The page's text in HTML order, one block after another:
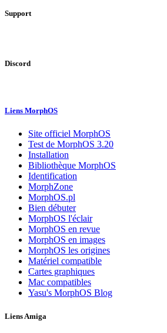
Support
Discord
Liens MorphOS
Site officiel MorphOS
Test de MorphOS 3.20
Installation
Bibliothèque MorphOS
Identification
MorphZone
MorphOS.pl
Bien débuter
MorphOS l'éclair
MorphOS en revue
MorphOS en images
MorphOS les origines
Matériel compatible
Cartes graphiques
Mac compatibles
Yasu's MorphOS Blog
Liens Amiga